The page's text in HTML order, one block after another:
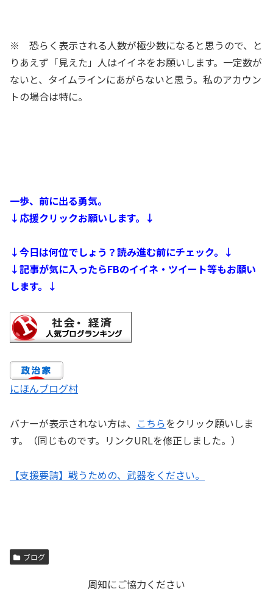
※ 恐らく表示される人数が極少数になると思うので、と
りあえず「見えた」人はイイネをお願いします。一定数が
ないと、タイムラインにあがらないと思う。私のアカウン
トの場合は特に。
一歩、前に出る勇気。
↓応援クリックお願いします。↓
↓今日は何位でしょう？読み進む前にチェック。↓
↓記事が気に入ったらFBのイイネ・ツイート等もお願い
します。↓
にほんブログ村
バナーが表示されない方は、 こちらをクリック願いしま
す。（同じものです。リンクURLを修正しました。）
【支援要請】戦うための、武器をください。
ブログ
周知にご協力ください